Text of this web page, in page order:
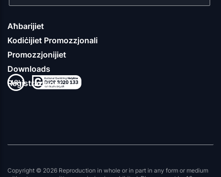
Aħbarijiet
Kodiċijiet Promozzjonali
Promozzjonijiet
Downloads
Reġistrazzjoni
Copyright © 2026 Reproduction in whole or in part in any form or medium